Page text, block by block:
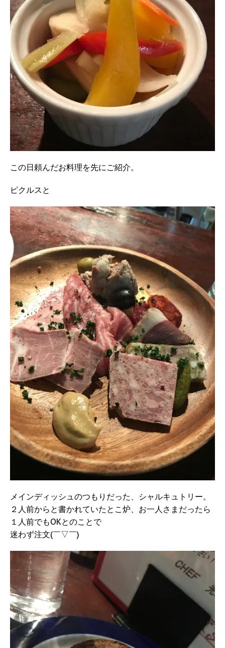
この日頼んだお料理を先にご紹介。
ピクルスと
メインディッシュのつもりだった、シャルキュトリー。
２人前からと書かれていたとこ炉、お一人さまだったら
１人前でもOKとのことで
迷わず注文(￣▽￣)